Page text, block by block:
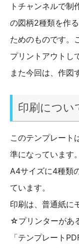
トチャンネルで
の図柄2種類を作
ためのものです。
プリントアウトし
また今回は、作図
印刷につい
このテンプレート
準になっています。
A4サイズに4種類
ています。
印刷は、普通紙に
☆プリンターがあ
「テンプレート